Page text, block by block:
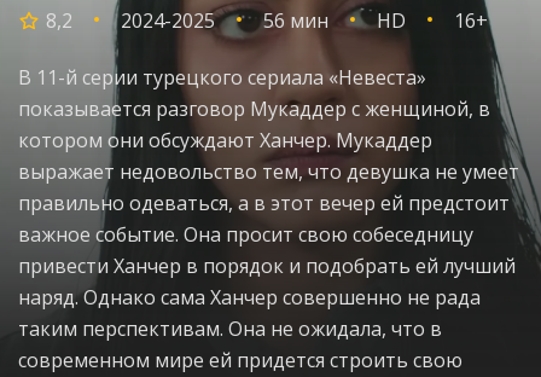
8,2 2024-2025 56 мин HD 16+
В 11-й серии турецкого сериала «Невеста»
показывается разговор Мукаддер с женщиной, в
котором они обсуждают Ханчер. Мукаддер
выражает недовольство тем, что девушка не умеет
правильно одеваться, а в этот вечер ей предстоит
важное событие. Она просит свою собеседницу
привести Ханчер в порядок и подобрать ей лучший
наряд. Однако сама Ханчер совершенно не рада
таким перспективам. Она не ожидала, что в
современном мире ей придется строить свою